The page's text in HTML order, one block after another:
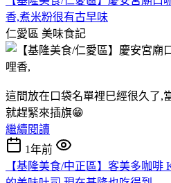
香,煮米粉很有古早味
仁愛區 美味食記
這間放在口袋名單裡巳經很久了,
就趕緊來插旗😁
繼續閱讀
1年前
【基隆美食/中正區】客美多咖啡